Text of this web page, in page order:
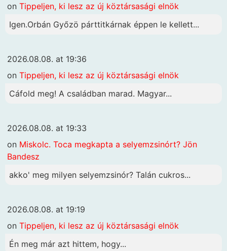
on Tippeljen, ki lesz az új köztársasági elnök
Igen.Orbán Győzö párttitkárnak éppen le kellett...
2026.08.08. at 19:36
on Tippeljen, ki lesz az új köztársasági elnök
Cáfold meg! A családban marad. Magyar...
2026.08.08. at 19:33
on Miskolc. Toca megkapta a selyemzsinórt? Jön
Bandesz
akko' meg milyen selyemzsinór? Talán cukros...
2026.08.08. at 19:19
on Tippeljen, ki lesz az új köztársasági elnök
Én meg már azt hittem, hogy...